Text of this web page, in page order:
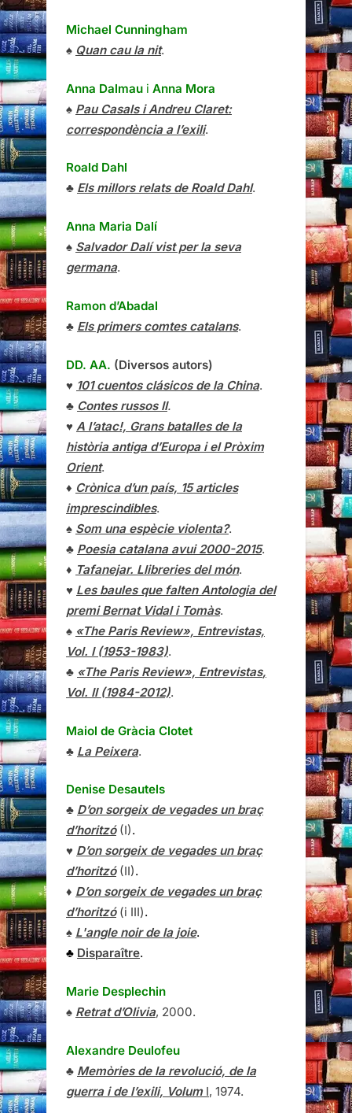
Michael Cunningham
♠ Quan cau la nit.
Anna Dalmau i Anna Mora
♠ Pau Casals i Andreu Claret:
correspondència a l’exili.
Roald Dahl
♣ Els millors relats de Roald Dahl.
Anna Maria Dalí
♠ Salvador Dalí vist per la seva
germana.
Ramon d’Abadal
♣ Els primers comtes catalans.
DD. AA. (Diversos autors)
♥ 101 cuentos clásicos de la China.
♣ Contes russos II.
♥ A l’atac!, Grans batalles de la
història antiga d’Europa i el Pròxim
Orient.
♦ Crònica d’un país, 15 articles
imprescindibles.
♠ Som una espècie violenta?.
♣ Poesia catalana avui 2000-2015.
♦ Tafanejar. Llibreries del món.
♥ Les baules que falten Antologia del
premi Bernat Vidal i Tomàs.
♠ «The Paris Review», Entrevistas,
Vol. I (1953-1983).
♣ «The Paris Review», Entrevistas,
Vol. II (1984-2012).
Maiol de Gràcia Clotet
♣ La Peixera.
Denise Desautels
♣ D’on sorgeix de vegades un braç
d’horitzó(I).
♥ D’on sorgeix de vegades un braç
d’horitzó(II).
♦ D’on sorgeix de vegades un braç
d’horitzó(i III).
♠ L'angle noir de la joie.
♣ Disparaître.
Marie Desplechin
♠ Retrat d’Olivia, 2000.
Alexandre Deulofeu
♣ Memòries de la revolució, de la
guerra i de l’exili, Volum I, 1974.